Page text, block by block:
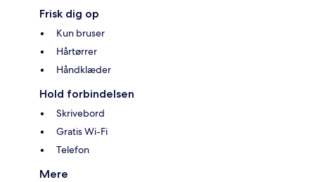
Frisk dig op
Kun bruser
Hårtørrer
Håndklæder
Hold forbindelsen
Skrivebord
Gratis Wi-Fi
Telefon
Mere